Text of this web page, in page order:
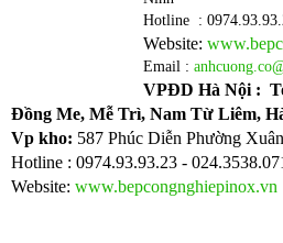
Hotline :
Website:
Email :
VPĐD Hà Nội :
Đồng Me, Mễ Trì, Nam Từ Liêm,
Vp kho: 587 Phúc Diễn Phường
Hotline : 0974.93.93.23 -
Website: www.bepcongnghiepinox.vn